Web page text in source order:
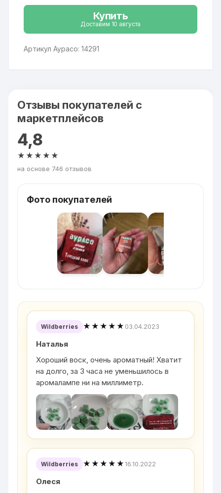
Купить
Доставим 10 августа
Артикул Аурасо: 14291
Отзывы покупателей с
маркетплейсов
4,8
★★★★★
на основе 746 отзывов
Фото покупателей
Wildberries ★★★★★ 03.04.2023
Наталья
Хороший воск, очень ароматный! Хватит
на долго, за 3 часа не уменьшилось в
аромалампе ни на миллиметр.
Wildberries ★★★★★16.10.2022
Олеся